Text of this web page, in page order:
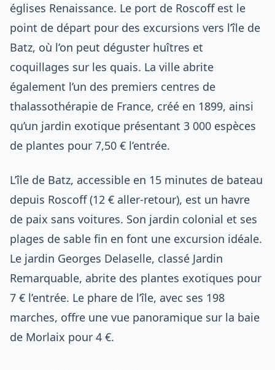
églises Renaissance. Le port de Roscoff est le
point de départ pour des excursions vers l’île de
Batz, où l’on peut déguster huîtres et
coquillages sur les quais. La ville abrite
également l’un des premiers centres de
thalassothérapie de France, créé en 1899, ainsi
qu’un jardin exotique présentant 3 000 espèces
de plantes pour 7,50 € l’entrée.
L’île de Batz, accessible en 15 minutes de bateau
depuis Roscoff (12 € aller-retour), est un havre
de paix sans voitures. Son jardin colonial et ses
plages de sable fin en font une excursion idéale.
Le jardin Georges Delaselle, classé Jardin
Remarquable, abrite des plantes exotiques pour
7 € l’entrée. Le phare de l’île, avec ses 198
marches, offre une vue panoramique sur la baie
de Morlaix pour 4 €.